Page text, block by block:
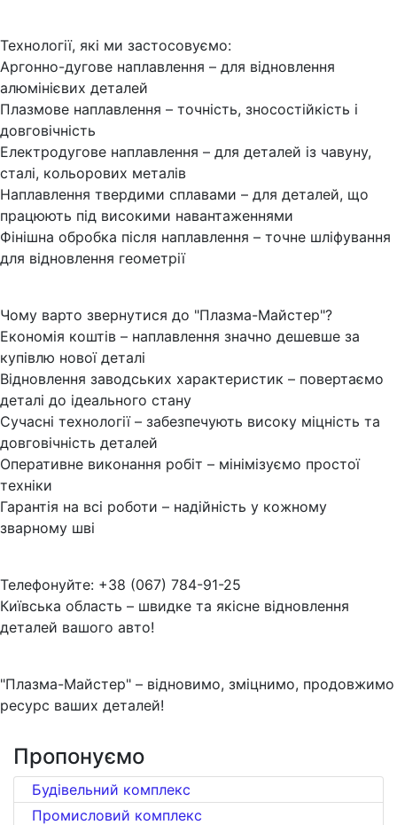
Технології, які ми застосовуємо:
Аргонно-дугове наплавлення – для відновлення
алюмінієвих деталей
Плазмове наплавлення – точність, зносостійкість і
довговічність
Електродугове наплавлення – для деталей із чавуну,
сталі, кольорових металів
Наплавлення твердими сплавами – для деталей, що
працюють під високими навантаженнями
Фінішна обробка після наплавлення – точне шліфування
для відновлення геометрії
Чому варто звернутися до "Плазма-Майстер"?
Економія коштів – наплавлення значно дешевше за
купівлю нової деталі
Відновлення заводських характеристик – повертаємо
деталі до ідеального стану
Сучасні технології – забезпечують високу міцність та
довговічність деталей
Оперативне виконання робіт – мінімізуємо простої
техніки
Гарантія на всі роботи – надійність у кожному
зварному шві
Телефонуйте: +38 (067) 784-91-25
Київська область – швидке та якісне відновлення
деталей вашого авто!
"Плазма-Майстер" – відновимо, зміцнимо, продовжимо
ресурс ваших деталей!
Пропонуємо
Будівельний комплекс
Промисловий комплекс